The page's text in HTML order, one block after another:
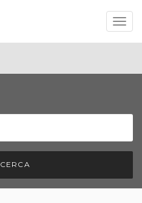
CERCA